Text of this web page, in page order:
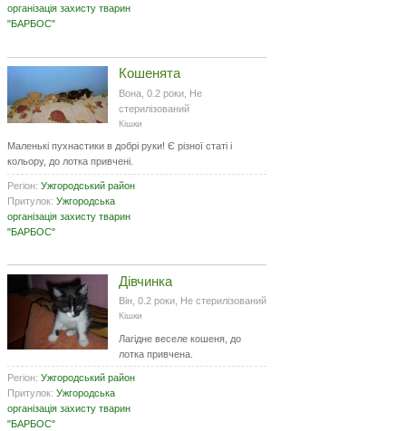
організація захисту тварин
"БАРБОС"
Кошенята
Вона, 0.2 роки, Не
стерилізований
Кішки
Маленькі пухнастики в добрі руки! Є різної статі і
кольору, до лотка привчені.
Регіон: Ужгородський район
Притулок: Ужгородська
організація захисту тварин
"БАРБОС"
Дівчинка
Він, 0.2 роки, Не стерилізований
Кішки
Лагідне веселе кошеня, до
лотка привчена.
Регіон: Ужгородський район
Притулок: Ужгородська
організація захисту тварин
"БАРБОС"